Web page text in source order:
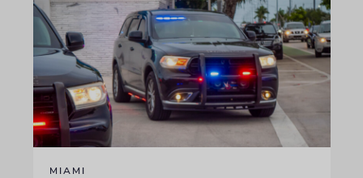
MIAMI